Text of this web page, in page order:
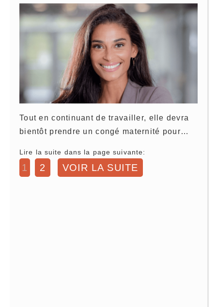
Tout en continuant de travailler, elle devra
bientôt prendre un congé maternité pour…
Lire la suite dans la page suivante:
1 2 VOIR LA SUITE